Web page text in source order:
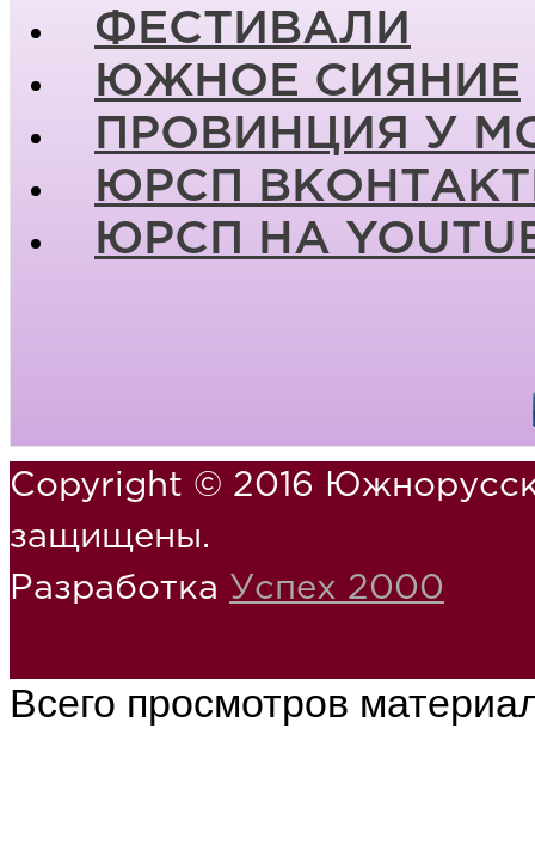
ФЕСТИВАЛИ
ЮЖНОЕ СИЯНИЕ
ПРОВИНЦИЯ У
ЮРСП
ЮРСП НА
Copyright © 2016
защищены.
Разработка Успех 2000
Всего просмотров